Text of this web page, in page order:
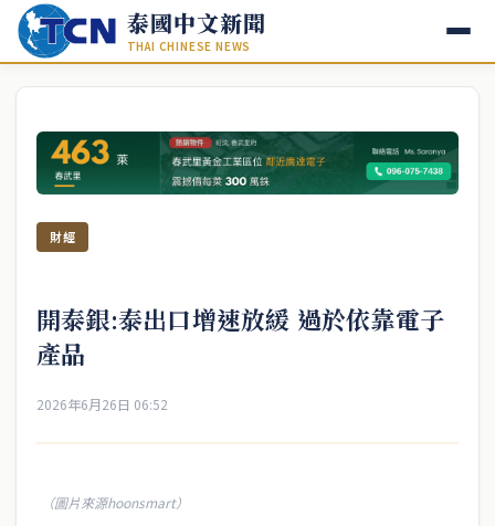
泰國中文新聞
THAI CHINESE NEWS
財經
開泰銀:泰出口增速放緩 過於依靠電子
產品
2026年6月26日 06:52
（圖片來源hoonsmart）